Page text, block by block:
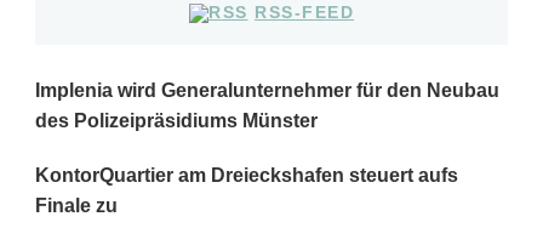
RSS-FEED
Implenia wird Generalunternehmer für den Neubau
des Polizeipräsidiums Münster
KontorQuartier am Dreieckshafen steuert aufs
Finale zu